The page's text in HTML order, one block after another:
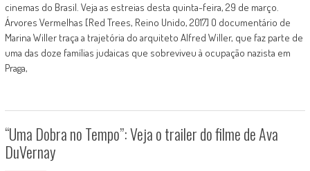
cinemas do Brasil. Veja as estreias desta quinta-feira, 29 de março.
Árvores Vermelhas [Red Trees, Reino Unido, 2017] O documentário de
Marina Willer traça a trajetória do arquiteto Alfred Willer, que faz parte de
uma das doze famílias judaicas que sobreviveu à ocupação nazista em
Praga,
“Uma Dobra no Tempo”: Veja o trailer do filme de Ava
DuVernay